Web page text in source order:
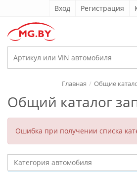
Вход Регистрация
Общий каталог
Главная Общие
Ошибка при получении списка